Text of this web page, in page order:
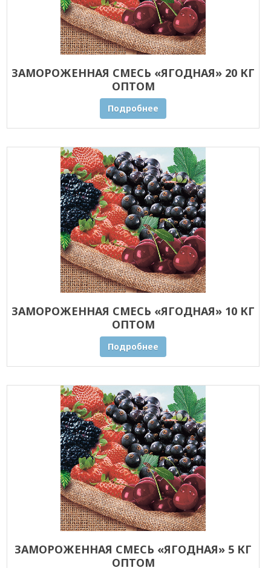
ЗАМОРОЖЕННАЯ СМЕСЬ «ЯГОДНАЯ» 20 КГ
ОПТОМ
Подробнее
ЗАМОРОЖЕННАЯ СМЕСЬ «ЯГОДНАЯ» 10 КГ
ОПТОМ
Подробнее
ЗАМОРОЖЕННАЯ СМЕСЬ «ЯГОДНАЯ» 5 КГ
ОПТОМ